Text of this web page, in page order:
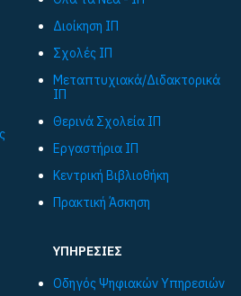
Διοίκηση ΙΠ
Σχολές ΙΠ
Μεταπτυχιακά/Διδακτορικά
ΙΠ
Θερινά Σχολεία ΙΠ
Εργαστήρια ΙΠ
Κεντρική Βιβλιοθήκη
Πρακτική Άσκηση
ΥΠΗΡΕΣΙΕΣ
Οδηγός Ψηφιακών Υπηρεσιών